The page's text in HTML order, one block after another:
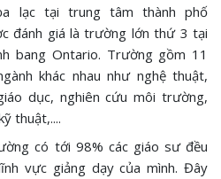
lạc tại trung tâm thành phố
đánh giá là trường lớn thứ 3 tại
bang Ontario. Trường gồm 11
khác nhau như nghệ thuật,
dục, nghiên cứu môi trường,
thuật,....
có tới 98% các giáo sư đều
vực giảng dạy của mình. Đây